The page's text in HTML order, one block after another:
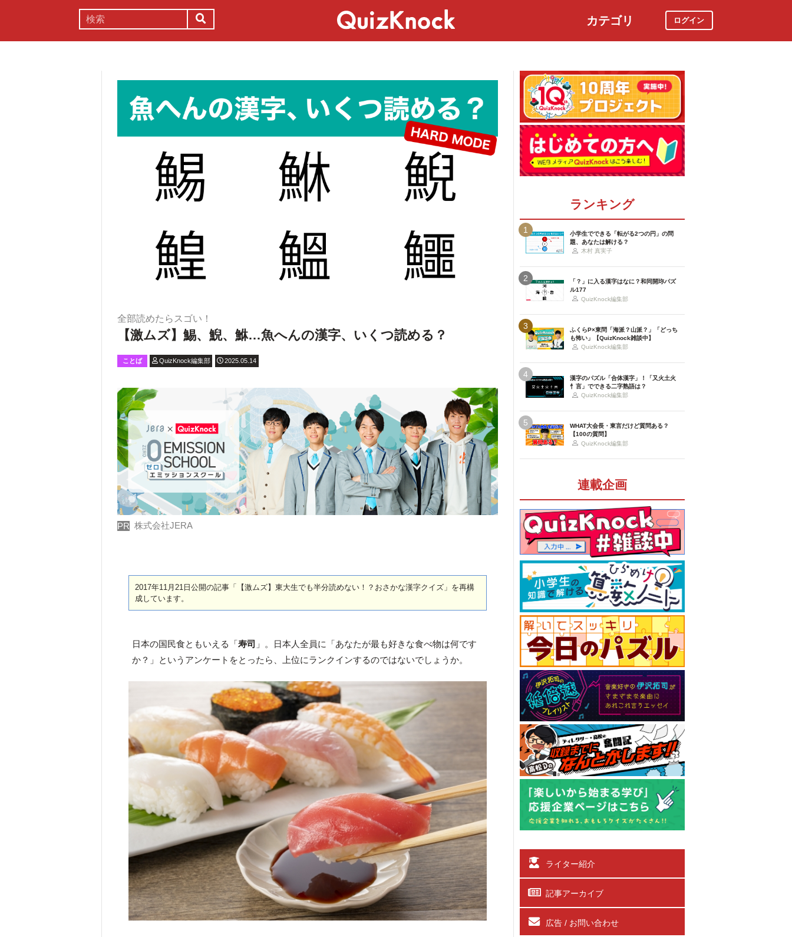
カテゴリ ログイン
全部読めたらスゴい！
【激ムズ】鯣、鯢、鮴…魚へんの漢字、いくつ読める？
ことば QuizKnock編集部 2025.05.14
PR 株式会社JERA
2017年11月21日公開の記事「【激ムズ】東大生でも半分読めない！？おさかな漢字クイズ」を再構
成しています。
日本の国民食ともいえる「寿司 」。日本人全員に「あなたが最も好きな食べ物は何です
か？」というアンケートをとったら、上位にランクインするのではないでしょうか。
ランキング
1
小学生でできる「転がる2つの円」の問
題、あなたは解ける？
木村 真実子
2
「？」に入る漢字はなに？和同開珎パズ
ル177
QuizKnock編集部
3
ふくらP×東問「海派？山派？」「どっち
も怖い」【QuizKnock雑談中】
QuizKnock編集部
4
漢字のパズル「合体漢字」！「又火土火
忄言」でできる二字熟語は？
QuizKnock編集部
5
WHAT大会長・東言だけど質問ある？
【100の質問】
QuizKnock編集部
連載企画
ライター紹介
記事アーカイブ
広告 / お問い合わせ